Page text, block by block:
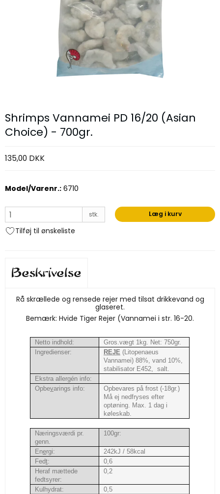
Shrimps Vannamei PD 16/20 (Asian
Choice) - 700gr.
135,00 DKK
Model/Varenr.: 6710
stk. Læg i kurv
Tilføj til ønskeliste
Beskrivelse
Rå skrællede og rensede rejer med tilsat drikkevand og
glaseret.
Bemærk: Hvide Tiger Rejer (Vannamei i str. 16-20.
Netto indhold:
Gros.vægt 1kg. Net: 750gr.
Ingredienser:
REJE (Litopenaeus
Vannamei) 88%, vand 10%,
stabilisator E452, salt.
Ekstra allergén info:
Opbevarings info:
Opbevares på frost (-18gr.)
Må ej nedfryses efter
optøning. Max. 1 dag i
køleskab.
Næringsværdi pr.
genn.
100gr:
Energi:
242kJ / 58kcal
Fedt:
0,6
Heraf mættede
fedtsyrer:
0,2
Kulhydrat:
0,5